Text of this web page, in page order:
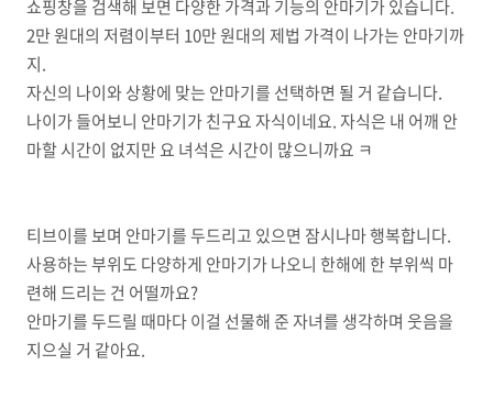
쇼핑창을 검색해 보면 다양한 가격과 기능의 안마기가 있습니다.
2만 원대의 저렴이부터 10만 원대의 제법 가격이 나가는 안마기까
지.
자신의 나이와 상황에 맞는 안마기를 선택하면 될 거 같습니다.
나이가 들어보니 안마기가 친구요 자식이네요. 자식은 내 어깨 안
마할 시간이 없지만 요 녀석은 시간이 많으니까요 ㅋ
티브이를 보며 안마기를 두드리고 있으면 잠시나마 행복합니다.
사용하는 부위도 다양하게 안마기가 나오니 한해에 한 부위씩 마
련해 드리는 건 어떨까요?
안마기를 두드릴 때마다 이걸 선물해 준 자녀를 생각하며 웃음을
지으실 거 같아요.